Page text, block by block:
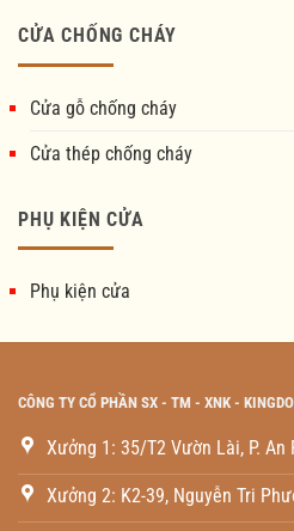
CỬA CHỐNG CHÁY
Cửa gỗ chống cháy
Cửa thép chống cháy
PHỤ KIỆN CỬA
Phụ kiện cửa
CÔNG TY CỔ PHẦN SX - TM - XNK -
Xưởng 1: 35/T2 Vườn Lài, P. An
Xưởng 2: K2-39, Nguyễn Tri